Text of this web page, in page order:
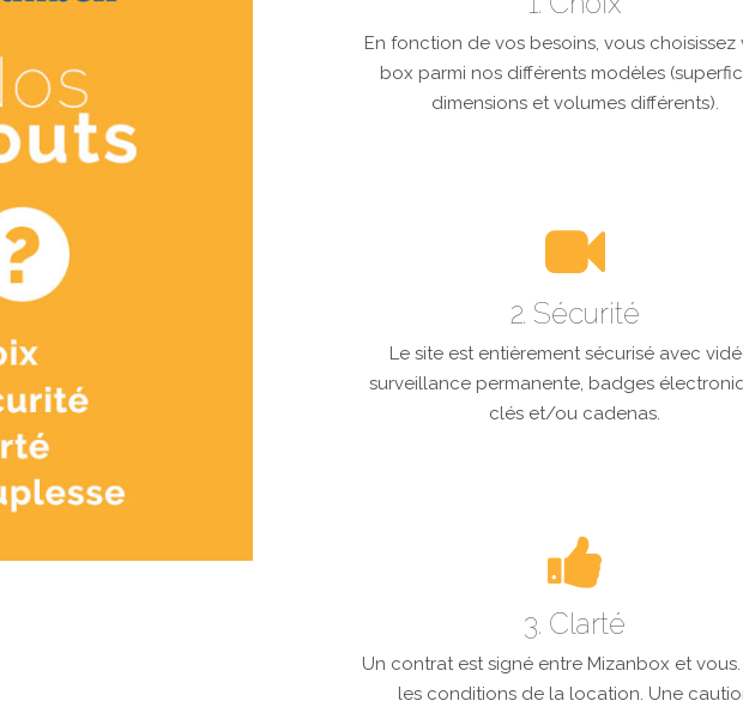
En fonction de vos besoins, vous choisissez
box parmi nos différents modèles
dimensions et volumes différents).
2. Sécurité
Le site est entièrement sécurisé avec
surveillance permanente, badges
clés et/ou cadenas.
3. Clarté
Un contrat est signé entre Mizanbox et vous.
les conditions de la location. Une